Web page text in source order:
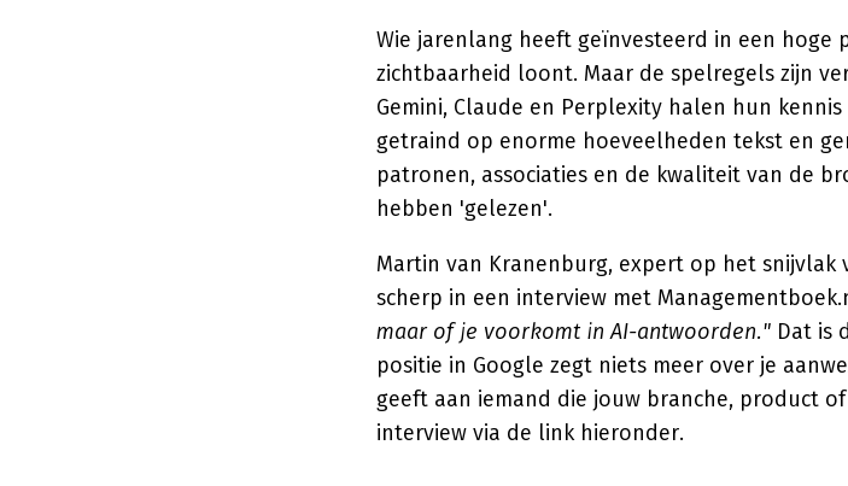
Wie jarenlang heeft geïnvesteerd in een hoge
zichtbaarheid loont. Maar de spelregels zijn
Gemini, Claude en Perplexity halen hun
getraind op enorme hoeveelheden tekst en
patronen, associaties en de kwaliteit van de
hebben 'gelezen'.
Martin van Kranenburg, expert op het
scherp in een interview met
maar of je voorkomt in AI-antwoorden." Dat is
positie in Google zegt niets meer over je
geeft aan iemand die jouw branche, product
interview via de link hieronder.